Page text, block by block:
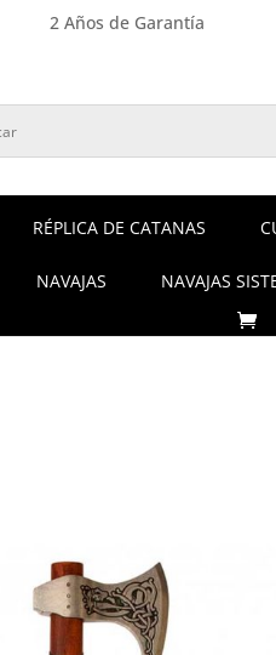
2 Años de Garantía
RÉPLICA DE CATANAS
NAVAJAS NAVAJAS